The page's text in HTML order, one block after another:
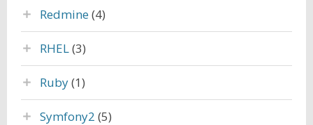
Redmine(4)
RHEL(3)
Ruby(1)
Symfony2 (5)